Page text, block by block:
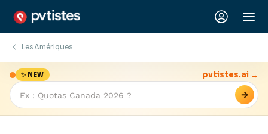
Les Amériques
✨ NEW
→
pvtistes.ai →